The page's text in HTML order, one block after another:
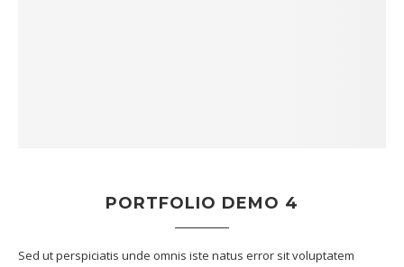
PORTFOLIO DEMO 4
Sed ut perspiciatis unde omnis iste natus error sit voluptatem